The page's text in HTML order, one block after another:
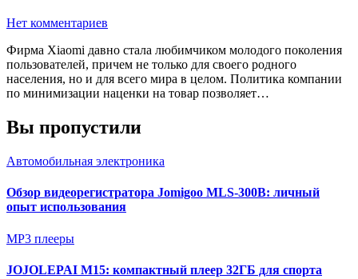
Нет комментариев
Фирма Xiaomi давно стала любимчиком молодого поколения
пользователей, причем не только для своего родного
населения, но и для всего мира в целом. Политика компании
по минимизации наценки на товар позволяет…
Вы пропустили
Автомобильная электроника
Обзор видеорегистратора Jomigoo MLS-300B: личный
опыт использования
MP3 плееры
JOJOLEPAI M15: компактный плеер 32ГБ для спорта